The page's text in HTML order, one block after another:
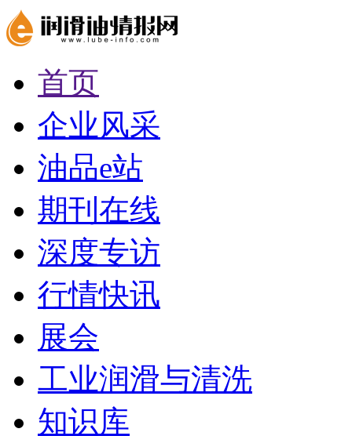
首页
企业风采
油品e站
期刊在线
深度专访
行情快讯
展会
工业润滑与清洗
知识库